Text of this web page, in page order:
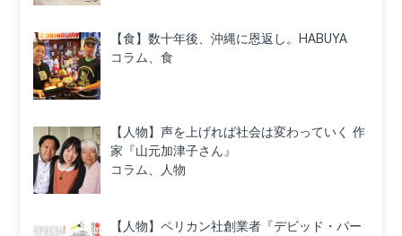
【食】数十年後、沖縄に恩返し。HABUYA
コラム、食
【人物】声を上げれば社会は変わっていく 作
家『山元加津子さん』
コラム、人物
【人物】ペリカン社創業者『デビッド・パー